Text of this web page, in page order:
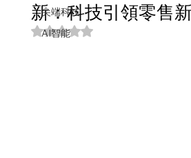
尖端科技
AI智能
新：科技引領零售
評等為 NaN（最高為 5 顆星）